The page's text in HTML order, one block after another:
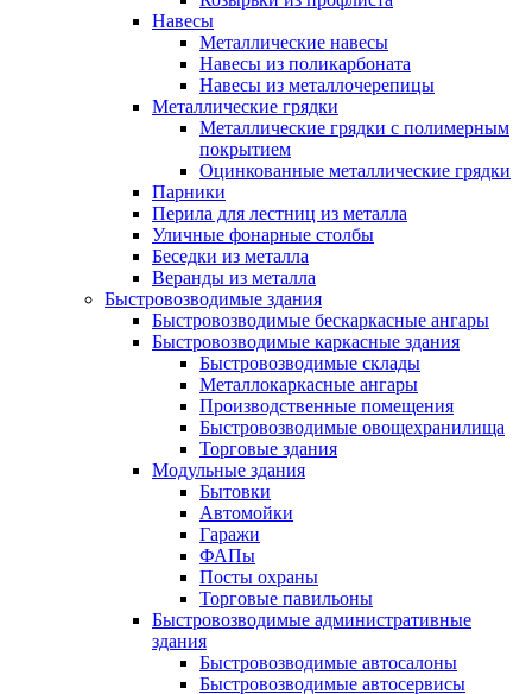
Навесы
Металлические навесы
Навесы из поликарбоната
Навесы из металлочерепицы
Металлические грядки
Металлические грядки с полимерным
покрытием
Оцинкованные металлические грядки
Парники
Перила для лестниц из металла
Уличные фонарные столбы
Беседки из металла
Веранды из металла
Быстровозводимые здания
Быстровозводимые бескаркасные ангары
Быстровозводимые каркасные здания
Быстровозводимые склады
Металлокаркасные ангары
Производственные помещения
Быстровозводимые овощехранилища
Торговые здания
Модульные здания
Бытовки
Автомойки
Гаражи
ФАПы
Посты охраны
Торговые павильоны
Быстровозводимые административные
здания
Быстровозводимые автосалоны
Быстровозводимые автосервисы